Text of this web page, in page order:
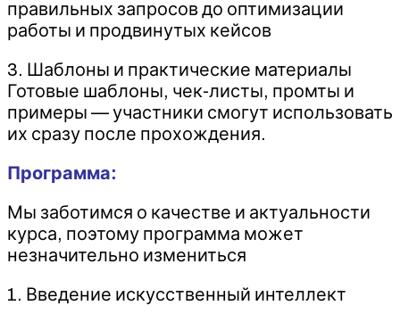
правильных запросов до оптимизации
работы и продвинутых кейсов
3. Шаблоны и практические материалы
Готовые шаблоны, чек-листы, промты и
примеры — участники смогут использовать
их сразу после прохождения.
Программа:
Мы заботимся о качестве и актуальности
курса, поэтому программа может
незначительно измениться
1. Введение искусственный интеллект